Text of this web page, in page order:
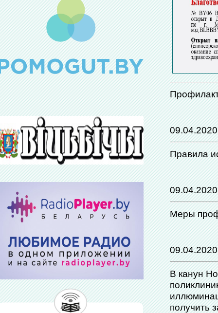
09.04.2020
Правила
09.04.2020
Меры
09.04.2020
В канун
получить